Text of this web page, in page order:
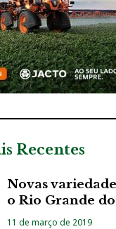
Recentes
Novas
o Rio Grande
11 de março de 2019